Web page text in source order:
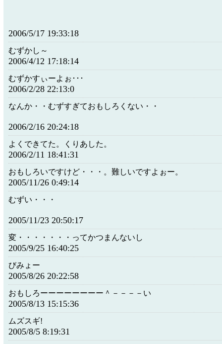
2006/5/17 19:33:18
むずかし～
2006/4/12 17:18:14
むずかすぃーよぉ･･･
2006/2/28 22:13:0
なんか・・むずすぎておもしろくない・・
2006/2/16 20:24:18
よくできてた。くりあした。
2006/2/11 18:41:31
おもしろいですけど・・・。難しいですよぉー。
2005/11/26 0:49:14
むずい・・・
2005/11/23 20:50:17
変・・・・・・・ってかつまんないし
2005/9/25 16:40:25
びみょー
2005/8/26 20:22:58
おもしろーーーーーーーー＾－－－－い
2005/8/13 15:15:36
ムズスギ!
2005/8/5 8:19:31